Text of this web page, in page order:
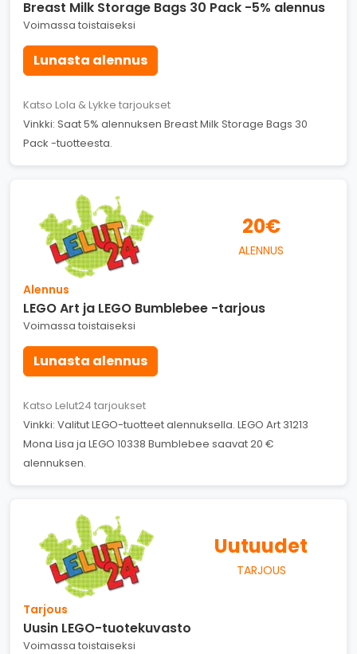
Breast Milk Storage Bags 30 Pack -5% alennus
Voimassa toistaiseksi
Lunasta alennus
Katso Lola & Lykke tarjoukset
Vinkki: Saat 5% alennuksen Breast Milk Storage Bags 30
Pack -tuotteesta.
20€
ALENNUS
Alennus
LEGO Art ja LEGO Bumblebee -tarjous
Voimassa toistaiseksi
Lunasta alennus
Katso Lelut24 tarjoukset
Vinkki: Valitut LEGO-tuotteet alennuksella. LEGO Art 31213
Mona Lisa ja LEGO 10338 Bumblebee saavat 20 €
alennuksen.
Uutuudet
TARJOUS
Tarjous
Uusin LEGO-tuotekuvasto
Voimassa toistaiseksi